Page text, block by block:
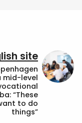
site
mid-level
“These
to do
things”